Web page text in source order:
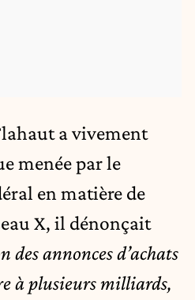
a vivement
menée par le
en matière de
X, il dénonçait
annonces d’achats
à plusieurs milliards,